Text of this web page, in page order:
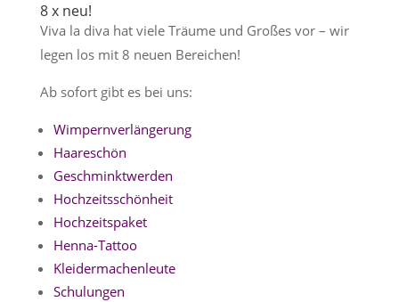
8 x neu!
Viva la diva hat viele Träume und Großes vor – wir
legen los mit 8 neuen Bereichen!
Ab sofort gibt es bei uns:
Wimpernverlängerung
Haareschön
Geschminktwerden
Hochzeitsschönheit
Hochzeitspaket
Henna-Tattoo
Kleidermachenleute
Schulungen